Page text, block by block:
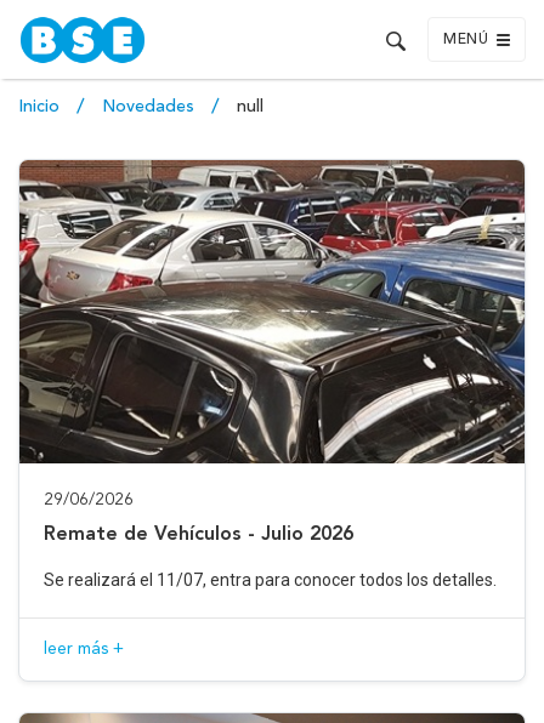
MENÚ
Inicio Novedades null
29/06/2026
Remate de Vehículos - Julio 2026
Se realizará el 11/07, entra para conocer todos los detalles.
leer más +